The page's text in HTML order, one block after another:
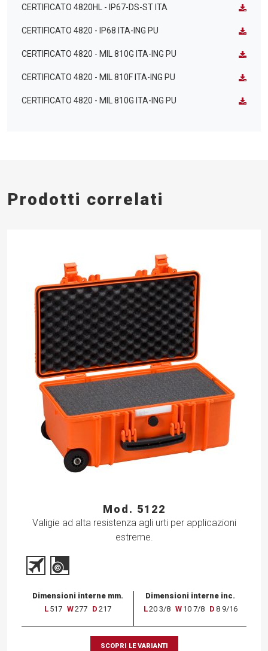
CERTIFICATO 4820HL - IP67-DS-ST ITA
CERTIFICATO 4820 - IP68 ITA-ING PU
CERTIFICATO 4820 - MIL 810G ITA-ING PU
CERTIFICATO 4820 - MIL 810F ITA-ING PU
CERTIFICATO 4820 - MIL 810G ITA-ING PU
Prodotti correlati
Mod. 5122
Valigie ad alta resistenza agli urti per applicazioni
estreme.
Dimensioni interne mm.
L 517 W277 D 217
Dimensioni interne inc.
L20 3/8 W 10 7/8 D 8 9/16
SCOPRI LE VARIANTI